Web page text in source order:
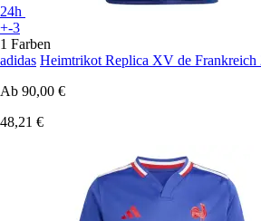
24h
+-3
1 Farben
adidas Heimtrikot Replica XV de Frankreich
Ab 90,00 €
48,21 €